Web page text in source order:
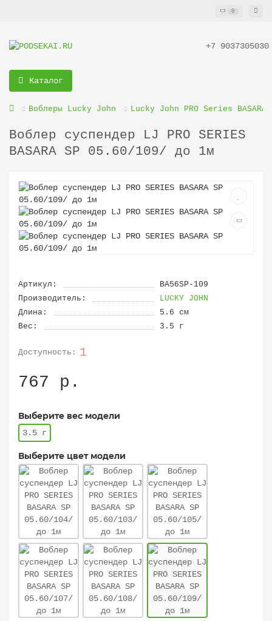
0
+7 9037305030
Каталог
Воблеры Lucky John Lucky John PRO Series BASARA
Воблер суспендер LJ PRO SERIES
BASARA SP 05.60/109/ до 1м
Артикул:
BA56SP-109
Производитель:
LUCKY JOHN
Длина:
5.6 см
Вес:
3.5 г
1
767 р.
Выберите вес модели
3.5 г
Выберите цвет модели